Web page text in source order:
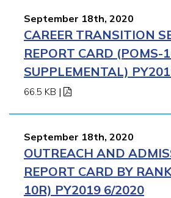
September 18th, 2020
CAREER TRANSITION
REPORT CARD (POMS-
SUPPLEMENTAL)
66.5 KB |
September 18th, 2020
OUTREACH AND
REPORT CARD BY
10R) PY2019 6/2020